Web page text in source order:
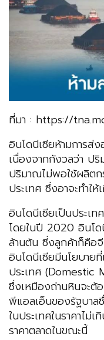
ที่มา : https://
อินโดนีเซียห้ามการส่
เนื่องจากกังวลว่า ป
ปริมาณไม่พอใช้ผลิตก
ประเทศ ซึ่งอาจะทำใ
อินโดนีเซียเป็นประเ
โดยในปี 2020 อินโ
ล้านตัน ซี่งลูกค้าก็คือ
อินโดนีเซียมีนโยบาย
ประเทศ
ซึ่งเหมืองถ่านหินจะ
พีแอลเอ็นของรัฐบาล
ในประเทศในราคาไม่
ราคาตลาดในขณะนี้